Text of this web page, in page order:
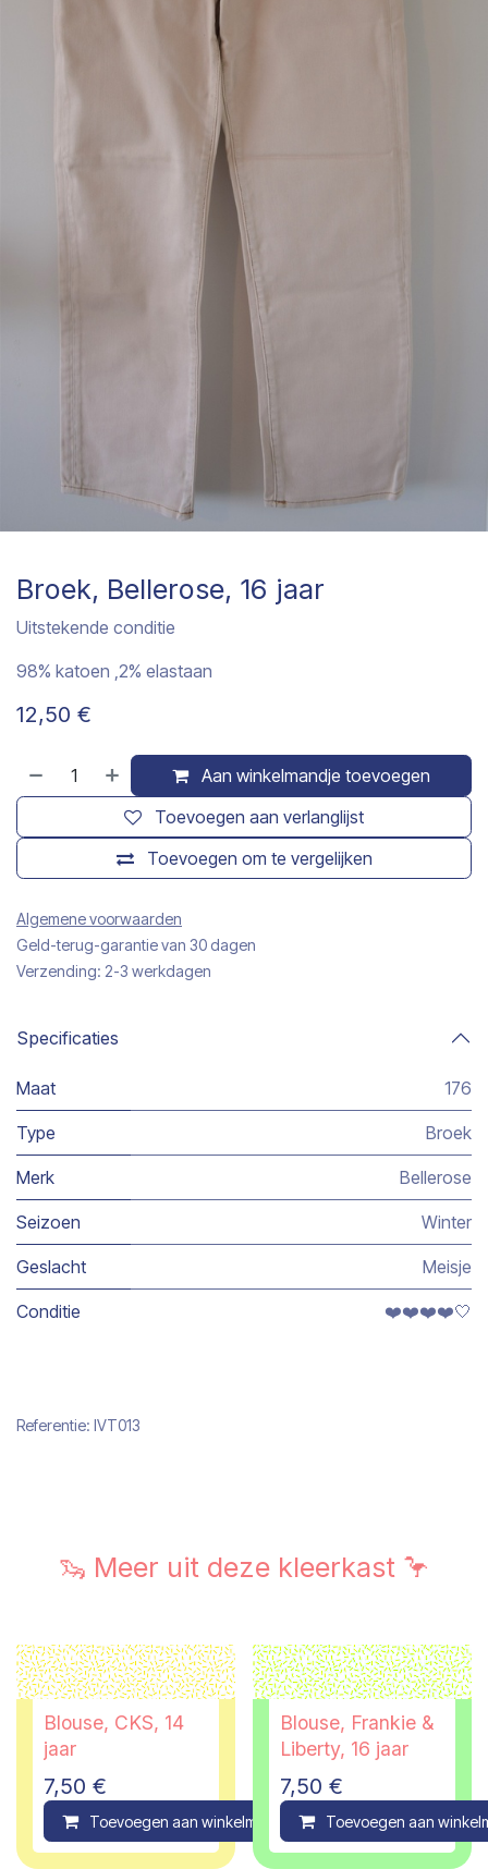
Broek, Bellerose, 16 jaar
Uitstekende conditie
98% katoen ,2% elastaan
12,50 €
Aan winkelmandje toevoegen
Toevoegen om te vergelijken
Toevoegen aan verlanglijst
Algemene voorwaarden
Geld-terug-garantie van 30 dagen
Verzending: 2-3 werkdagen
Specificaties
Maat 176
Type Broek
Merk Bellerose
Seizoen Winter
Geslacht Meisje
Conditie ❤️❤️❤️❤️🤍
Referentie: IVT013
🦦 Meer uit deze kleerkast 🦩
Blouse, CKS, 14
jaar
7,50 €
Toevoegen aan winkelmandje Compare
Blouse, Frankie &
Liberty, 16 jaar
7,50 €
Toevoegen aan